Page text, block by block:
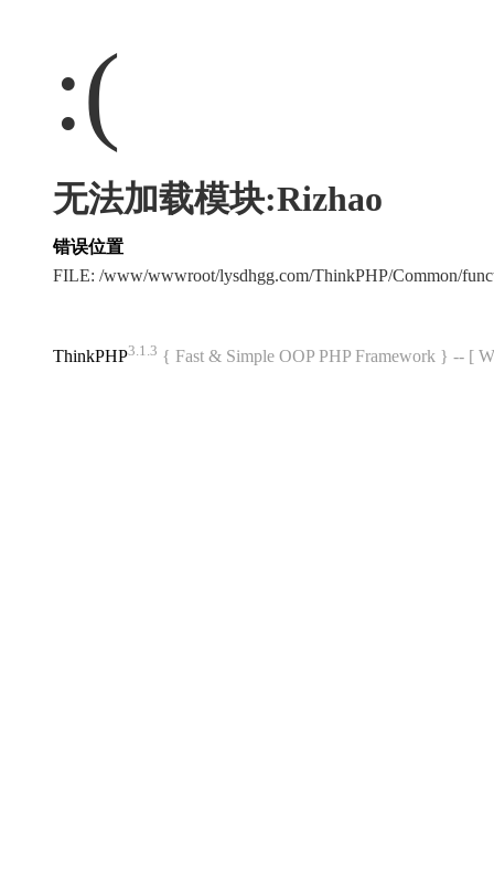
:(
无法加载模块:Rizhao
错误位置
FILE: /www/wwwroot/lysdhgg.com/ThinkPHP/Common/
ThinkPHP3.1.3 { Fast & Simple OOP PHP Framework } -- [